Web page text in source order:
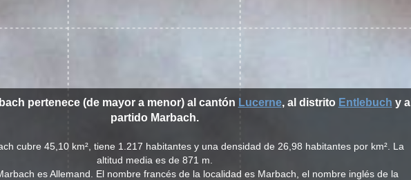
pertenece (de mayor a menor) al cantón Lucerne, al distrito Entlebuch y al
partido Marbach.
cubre 45,10 km², tiene 1.217 habitantes y una densidad de 26,98 habitantes por km². La
altitud media es de 871 m.
es Allemand. El nombre francés de la localidad es Marbach, el nombre inglés de la